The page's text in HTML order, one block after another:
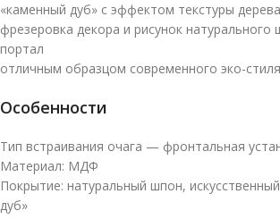
«каменный дуб» с эффектом текстуры
фрезеровка декора и рисунок
портал
отличным образцом современного эко-
Особенности
Тип встраивания очага — фронтальная
Материал: МДФ
Покрытие: натуральный шпон,
дуб»